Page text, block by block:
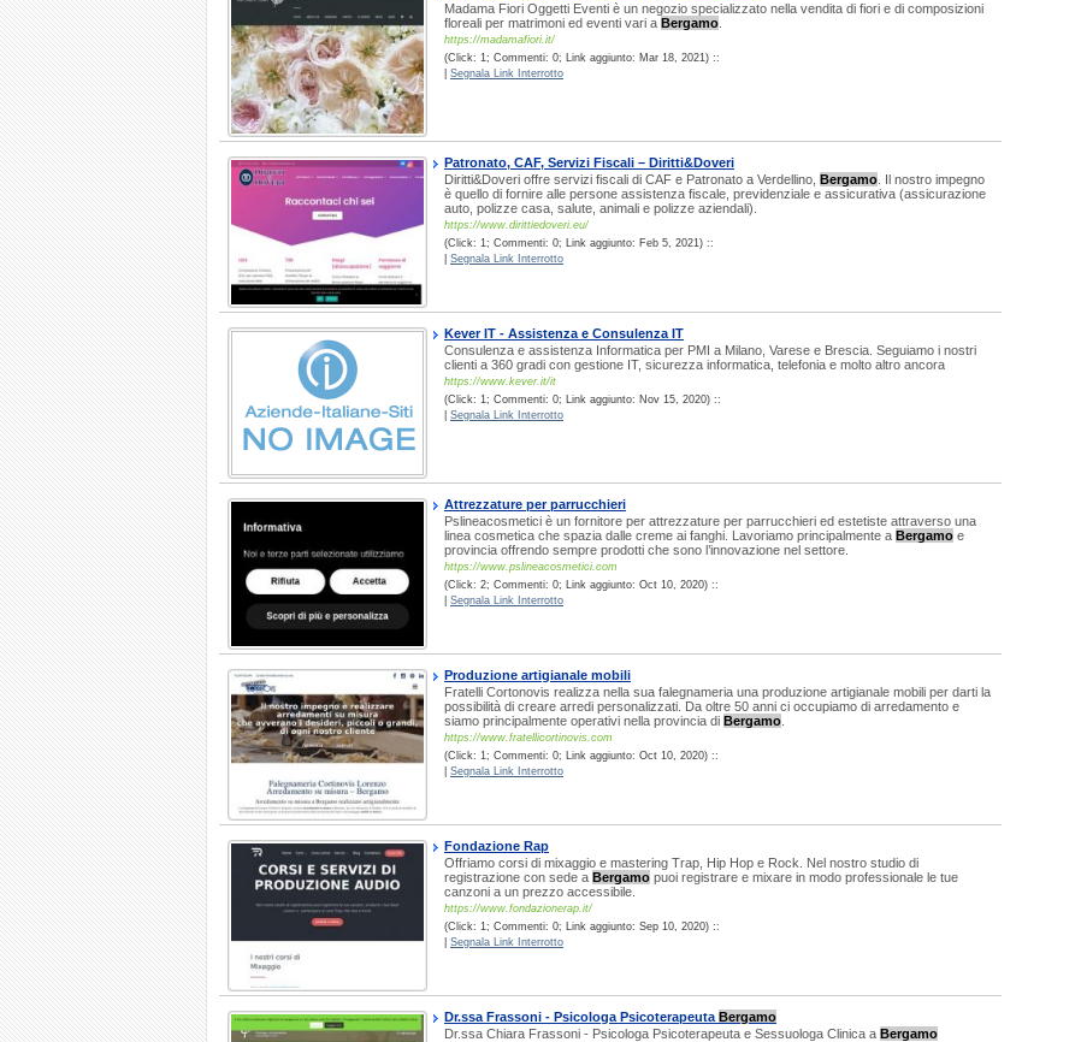
Madama Fiori Oggetti Eventi è un negozio specializzato nella vendita di fiori e di composizioni
floreali per matrimoni ed eventi vari a Bergamo
https://madamafiori.it/
(Click: 1; Commenti: 0; Link aggiunto: Mar 18, 2021) ::
Segnala Link Interrotto
Patronato, CAF, Servizi Fiscali – Diritti&Doveri
Diritti&Doveri offre servizi fiscali di CAF e Patronato a Verdellino, Bergamo . Il nostro impegno
è quello di fornire alle persone assistenza fiscale, previdenziale e assicurativa (assicurazione
auto, polizze casa, salute, animali e polizze aziendali).
https://www.dirittiedoveri.eu/
(Click: 1; Commenti: 0; Link aggiunto: Feb 5, 2021) ::
Segnala Link Interrotto
Kever IT - Assistenza e Consulenza IT
Consulenza e assistenza Informatica per PMI a Milano, Varese e Brescia. Seguiamo i nostri
clienti a 360 gradi con gestione IT, sicurezza informatica, telefonia e molto altro ancora
https://www.kever.it/it
(Click: 1; Commenti: 0; Link aggiunto: Nov 15, 2020) ::
Segnala Link Interrotto
Attrezzature per parrucchieri
Pslineacosmetici è un fornitore per attrezzature per parrucchieri ed estetiste attraverso una
linea cosmetica che spazia dalle creme ai fanghi. Lavoriamo principalmente a Bergamo e
provincia offrendo sempre prodotti che sono l’innovazione nel settore.
https://www.pslineacosmetici.com
(Click: 2; Commenti: 0; Link aggiunto: Oct 10, 2020) ::
Segnala Link Interrotto
Produzione artigianale mobili
Fratelli Cortonovis realizza nella sua falegnameria una produzione artigianale mobili per darti la
possibilità di creare arredi personalizzati. Da oltre 50 anni ci occupiamo di arredamento e
siamo principalmente operativi nella provincia di Bergamo
https://www.fratellicortinovis.com
(Click: 1; Commenti: 0; Link aggiunto: Oct 10, 2020) ::
Segnala Link Interrotto
Fondazione Rap
Offriamo corsi di mixaggio e mastering Trap, Hip Hop e Rock. Nel nostro studio di
registrazione con sede a Bergamo puoi registrare e mixare in modo professionale le tue
canzoni a un prezzo accessibile.
https://www.fondazionerap.it/
(Click: 1; Commenti: 0; Link aggiunto: Sep 10, 2020) ::
Segnala Link Interrotto
Dr.ssa Frassoni - Psicologa Psicoterapeuta Bergamo
Dr.ssa Chiara Frassoni - Psicologa Psicoterapeuta e Sessuologa Clinica a Bergamo